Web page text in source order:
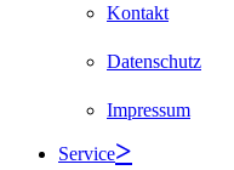
Kontakt
Datenschutz
Impressum
Service